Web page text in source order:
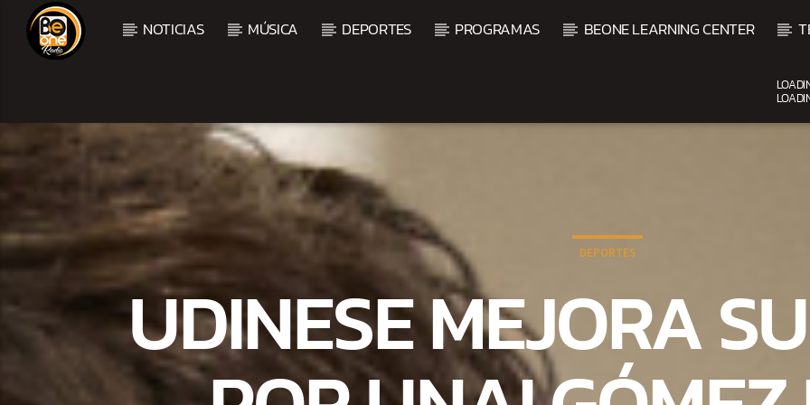
NOTICIAS MÚSICA DEPORTES PROGRAMAS BEONE LEARNING CENTER
CURRENT TRACK
TITLE
ARTIST
DEPORTES
UDINESE MEJORA